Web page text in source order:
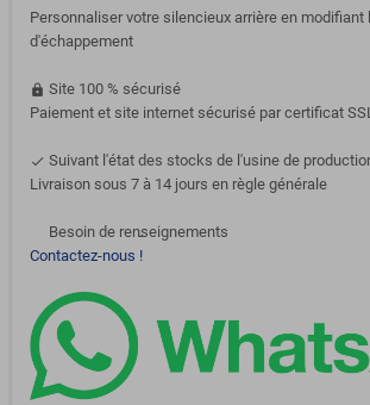
Personnaliser votre silencieux arrière en modifiant
d'échappement
https Site 100 % sécurisé
Paiement et site internet sécurisé par certificat SSL
done Suivant l'état des stocks de l'usine de
Livraison sous 7 à 14 jours en règle générale
support-agent
Besoin de renseignements
Contactez-nous !